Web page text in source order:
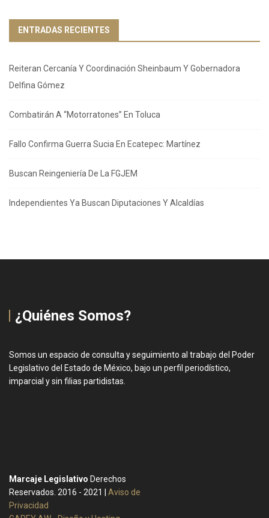
ENTRADAS RECIENTES
Reiteran Cercanía Y Coordinación Sheinbaum Y Gobernadora
Delfina Gómez
Combatirán A “Motorratones” En Toluca
Fallo Confirma Guerra Sucia En Ecatepec: Martínez
Buscan Reingeniería De La FGJEM
Independientes Ya Buscan Diputaciones Y Alcaldías
¿Quiénes Somos?
Somos un espacio de consulta y seguimiento al trabajo del Poder
Legislativo del Estado de México, bajo un perfil periodístico,
imparcial y sin filias partidistas.
Marcaje Legislativo Derechos
Reservados. 2016 - 2021 | Aviso de
Privacidad